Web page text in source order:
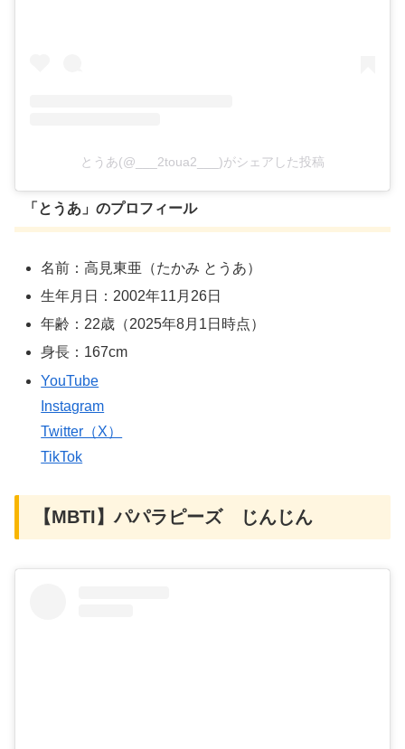
とうあ(@___2toua2___)がシェアした投稿
「とうあ」のプロフィール
名前：高見東亜（たかみ とうあ）
生年月日：2002年11月26日
年齢：22歳（2025年8月1日時点）
身長：167cm
YouTube
Instagram
Twitter（X）
TikTok
【MBTI】パパラピーズ じんじん